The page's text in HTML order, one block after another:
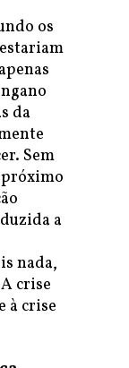
os
da
Sem
a
nada,
crise
à crise